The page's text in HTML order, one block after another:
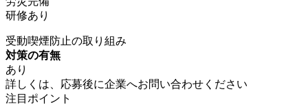
研修あり
受動喫煙防止の取り組み
対策の有無
あり
詳しくは、応募後に企業へお問い合わせください
注目ポイント